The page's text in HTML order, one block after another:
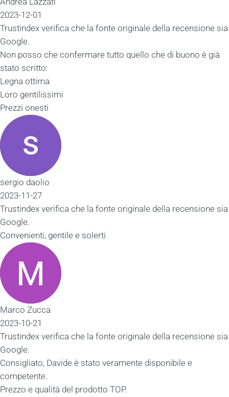
2023-12-01
Trustindex verifica che la fonte originale della recensione sia
Google.
Non posso che confermare tutto quello che di buono è già
stato scritto:
Legna ottima
Loro gentilissimi
Prezzi onesti
sergio daolio
2023-11-27
Trustindex verifica che la fonte originale della recensione sia
Google.
Convenienti, gentile e solerti
Marco Zucca
2023-10-21
Trustindex verifica che la fonte originale della recensione sia
Google.
Consigliato, Davide è stato veramente disponibile e
competente.
Prezzo e qualità del prodotto TOP.